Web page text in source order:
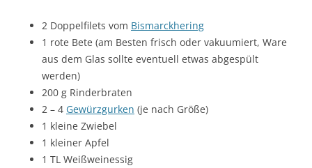
2 Doppelfilets vom Bismarckhering
1 rote Bete (am Besten frisch oder vakuumiert, Ware
aus dem Glas sollte eventuell etwas abgespült
werden)
200 g Rinderbraten
2 – 4 Gewürzgurken (je nach Größe)
1 kleine Zwiebel
1 kleiner Apfel
1 TL Weißweinessig